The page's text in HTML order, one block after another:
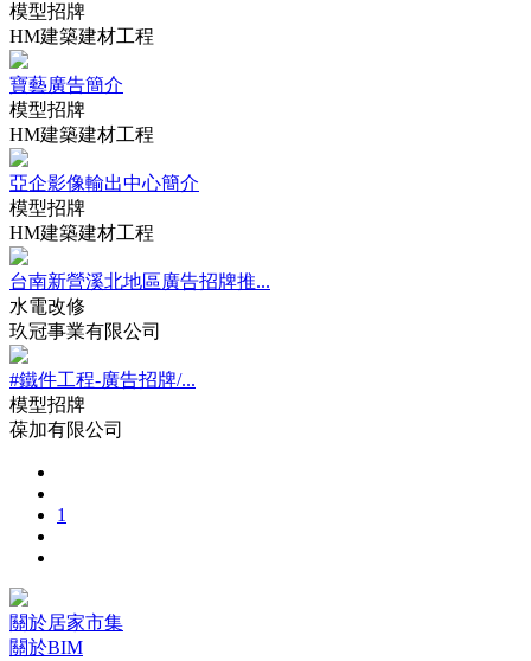
模型招牌
HM建築建材工程
寶藝廣告簡介
模型招牌
HM建築建材工程
亞企影像輸出中心簡介
模型招牌
HM建築建材工程
台南新營溪北地區廣告招牌推...
水電改修
玖冠事業有限公司
‪#‎鐵件工程‬-‪‎‎廣告招牌/...
模型招牌
葆加有限公司
1
關於居家市集
關於BIM